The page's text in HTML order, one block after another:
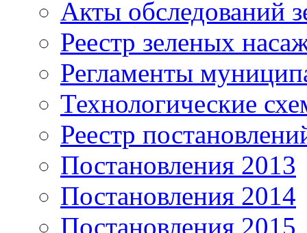
Акты обследований
Реестр зеленых
Регламенты
Технологические
Реестр
Постановления 2013
Постановления 2014
Постановления 2015